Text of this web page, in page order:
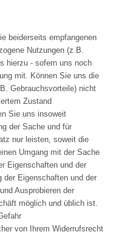
beiderseits empfangenen
Nutzungen (z.B.
hierzu - sofern uns noch
mit. Können Sie uns die
Gebrauchsvorteile) nicht
Zustand
Sie uns insoweit
der Sache und für
nur leisten, soweit die
Umgang mit der Sache
Eigenschaften und der
der Eigenschaften und der
Ausprobieren der
möglich und üblich ist.
von Ihrem Widerrufsrecht